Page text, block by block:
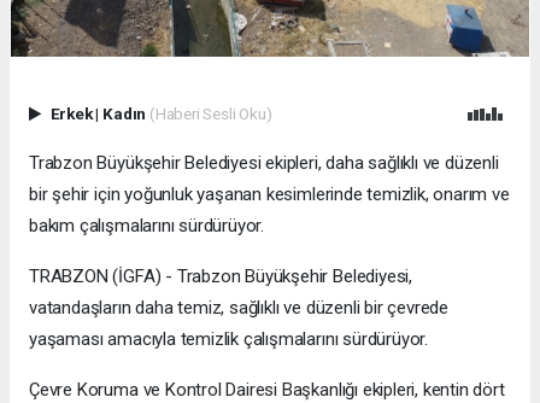
Erkek| Kadın (Haberi Sesli Oku)
Trabzon Büyükşehir Belediyesi ekipleri, daha sağlıklı ve düzenli
bir şehir için yoğunluk yaşanan kesimlerinde temizlik, onarım ve
bakım çalışmalarını sürdürüyor.
TRABZON (İGFA) - Trabzon Büyükşehir Belediyesi,
vatandaşların daha temiz, sağlıklı ve düzenli bir çevrede
yaşaması amacıyla temizlik çalışmalarını sürdürüyor.
Çevre Koruma ve Kontrol Dairesi Başkanlığı ekipleri, kentin dört